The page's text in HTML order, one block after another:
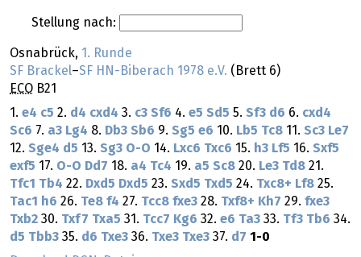
Stellung nach:
Osnabrück, 1. Runde
SF Brackel–SF HN-Biberach 1978 e.V. (Brett 6)
ECO B21
1. e4 c5 2. d4 cxd4 3. c3 Sf6 4. e5 Sd5 5. Sf3 d6 6. cxd4
Sc6 7. a3 Lg4 8. Db3 Sb6 9. Sg5 e6 10. Lb5 Tc8 11. Sc3 Le7
12. Sge4 d5 13. Sg3 O-O 14. Lxc6 Txc6 15. h3 Lf5 16. Sxf5
exf5 17. O-O Dd7 18. a4 Tc4 19. a5 Sc8 20. Le3 Td8 21.
Tfc1 Tb4 22. Dxd5 Dxd5 23. Sxd5 Txd5 24. Txc8+ Lf8 25.
Tac1 h6 26. Te8 f4 27. Tcc8 fxe3 28. Txf8+ Kh7 29. fxe3
Txb2 30. Txf7 Txa5 31. Tcc7 Kg6 32. e6 Ta3 33. Tf3 Tb6 34.
d5 Tbb3 35. d6 Txe3 36. Txe3 Txe3 37. d7 1-0